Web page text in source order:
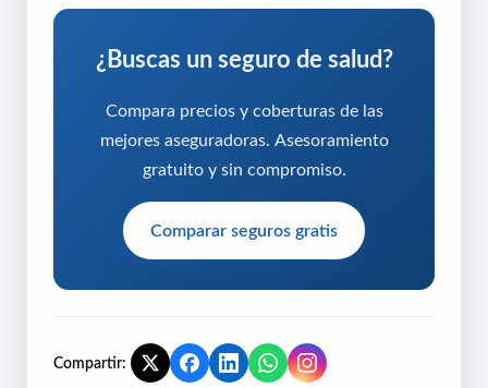
¿Buscas un seguro de salud?
Compara precios y coberturas de las
mejores aseguradoras. Asesoramiento
gratuito y sin compromiso.
Comparar seguros gratis
Compartir: